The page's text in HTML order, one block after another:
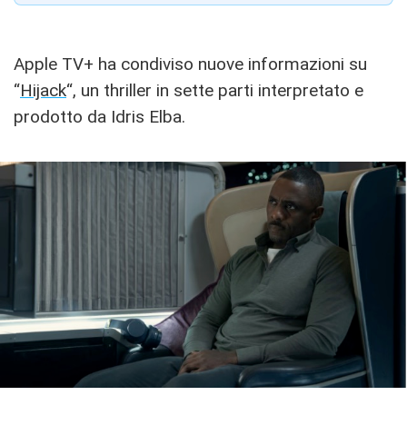
Apple TV+ ha condiviso nuove informazioni su
“Hijack“, un thriller in sette parti interpretato e
prodotto da Idris Elba.